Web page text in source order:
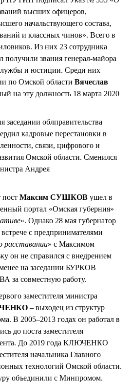
высших офицеров,
начальствующего состава,
и классных чинов». Всего в
Из них 23 сотрудника
получили звания генерал-майора
и юстиции. Среди них
по Омской области Вячеслав
на эту должность 18 марта 2020
облправительства
кадровые перестановки в
связи, цифрового и
Омской области. Сменился
Андрея
пост Максим СУШКОВ ушел в
портал «Омская губерния»
». Однако 28 мая губернатор
с предпринимателями
расставании» с Максимом
не справился с внедрением
на заседании БУРКОВ
за совместную работу.
заместителя министра
– выходец из структур
В 2005–2013 годах он работал в
до поста заместителя
До 2019 года КЛЮЧЕНКО
начальника Главного
технологий Омской области.
объединили с Минпромом.